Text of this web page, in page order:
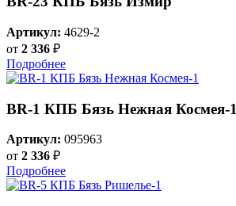
Артикул: 4629-2
от 2 336 ₽
Подробнее
BR-1 КПБ Бязь Нежная Космея-1
Артикул: 095963
от 2 336 ₽
Подробнее